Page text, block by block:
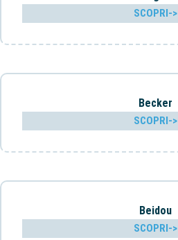
SCOPRI->
Becker
SCOPRI->
Beidou
SCOPRI->